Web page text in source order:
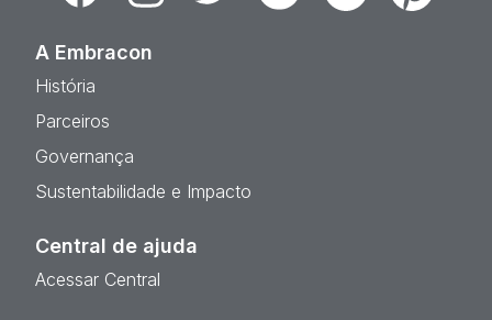
A Embracon
História
Parceiros
Governança
Sustentabilidade e Impacto
Central de ajuda
Acessar Central